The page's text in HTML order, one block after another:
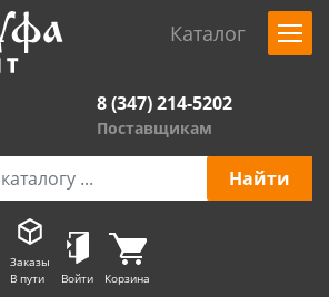
Каталог
8 (347) 214-5202
Поставщикам
Заказы
В пути
Войти Корзина